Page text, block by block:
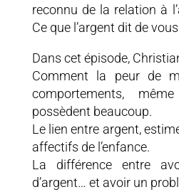
reconnu de la relation à
Ce que l’argent dit de
Dans cet épisode,
Comment la peur de
comportements,
possèdent beaucoup.
Le lien entre argent,
affectifs de l’enfance.
La différence entre
d’argent… et avoir un